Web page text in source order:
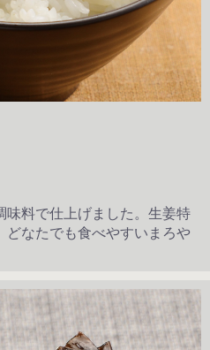
味料で仕上げました。生姜特
なたでも食べやすいまろや